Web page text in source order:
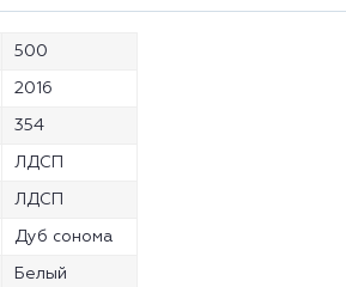
500
2016
354
ЛДСП
ЛДСП
Дуб сонома
Белый